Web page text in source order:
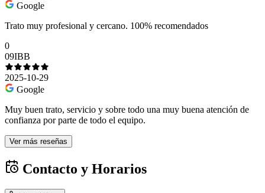
Google
Trato muy profesional y cercano. 100% recomendados
0
09IBB
2025-10-29
Google
Muy buen trato, servicio y sobre todo una muy buena atención de
confianza por parte de todo el equipo.
Ver más reseñas
Contacto y Horarios